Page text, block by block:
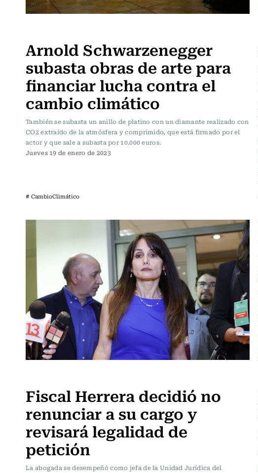
Arnold Schwarzenegger
subasta obras de arte para
financiar lucha contra el
cambio climático
También se subasta un anillo de platino con un diamante realizado con
CO2 extraído de la atmósfera y comprimido, que está firmado por el
actor y que sale a subasta por 10.000 euros.
Jueves 19 de enero de 2023
# CambioClimático
Fiscal Herrera decidió no
renunciar a su cargo y
revisará legalidad de
petición
La abogada se desempeñó como jefa de la Unidad Jurídica del